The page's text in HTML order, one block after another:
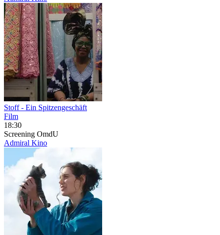
Stoff - Ein Spitzengeschäft
Film
18:30
Screening OmdU
Admiral Kino